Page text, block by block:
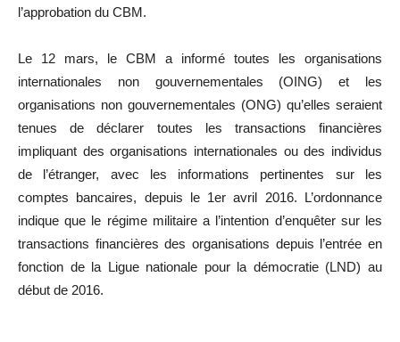
l’approbation du CBM.
Le 12 mars, le CBM a informé toutes les organisations
internationales non gouvernementales (OING) et les
organisations non gouvernementales (ONG) qu’elles seraient
tenues de déclarer toutes les transactions financières
impliquant des organisations internationales ou des individus
de l’étranger, avec les informations pertinentes sur les
comptes bancaires, depuis le 1er avril 2016. L’ordonnance
indique que le régime militaire a l’intention d’enquêter sur les
transactions financières des organisations depuis l’entrée en
fonction de la Ligue nationale pour la démocratie (LND) au
début de 2016.